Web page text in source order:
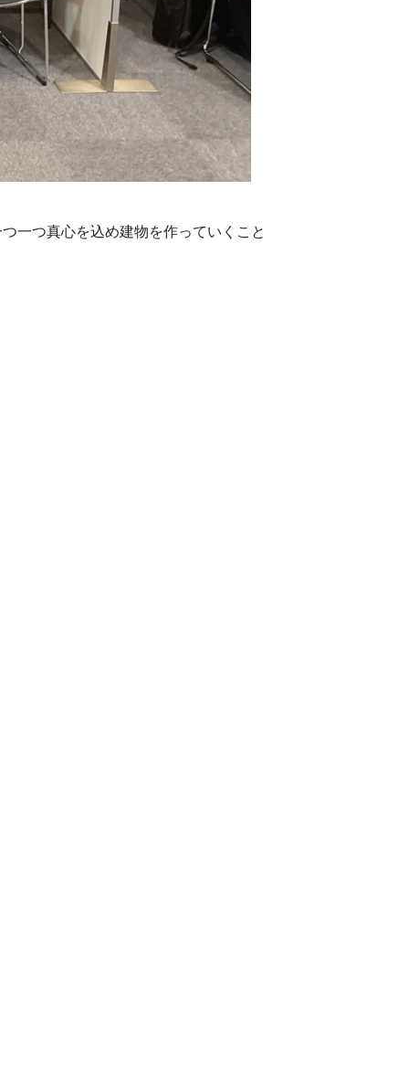
一つ真心を込め建物を作っていくこと